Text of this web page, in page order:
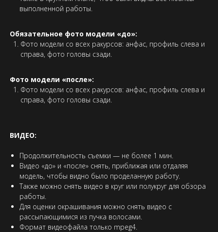
выполненной работы.
Обязательное фото модели «до»:
Фото модели со всех ракурсов: анфас, профиль слева и
справа, фото головы сзади.
Фото модели «после»:
Фото модели со всех ракурсов: анфас, профиль слева и
справа, фото головы сзади.
ВИДЕО:
Продолжительность съемки — не более 1 мин.
Видео «до» и «после» снять, приближая или отдаляя
модель, чтобы видно было проделанную работу.
Также можно снять видео в круг или полукруг для обзора
работы.
Для оценки окрашивания можно снять видео с
рассыпающимися из пучка волосами.
Формат видеофайла только mpeg4.